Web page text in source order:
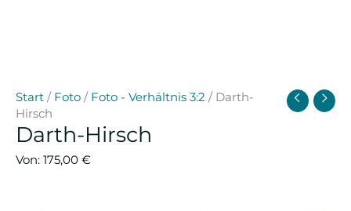
Start / Foto / Foto - Verhältnis 3:2 / Darth-
Hirsch
Darth-Hirsch
Von: 175,00 €